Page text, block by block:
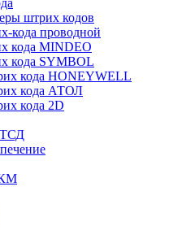
штрих кодов
кода проводной
кода MINDEO
кода SYMBOL
кода HONEYWELL
кода АТОЛ
кода 2D